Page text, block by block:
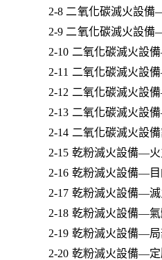
2-8 二氧化碳滅火設備
2-9 二氧化碳滅火設
2-10 二氧化碳滅火設
2-11 二氧化碳滅火設
2-12 二氧化碳滅火設
2-13 二氧化碳滅火設
2-14 二氧化碳滅火設
2-15 乾粉滅火設備—
2-16 乾粉滅火設備—
2-17 乾粉滅火設備—
2-18 乾粉滅火設備—
2-19 乾粉滅火設備—
2-20 乾粉滅火設備—